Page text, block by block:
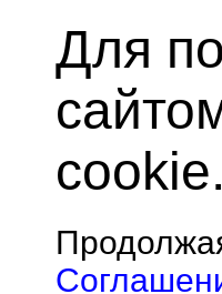
Для
cookie.